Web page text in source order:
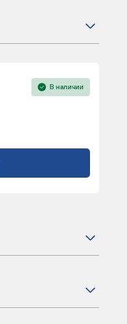
В наличии